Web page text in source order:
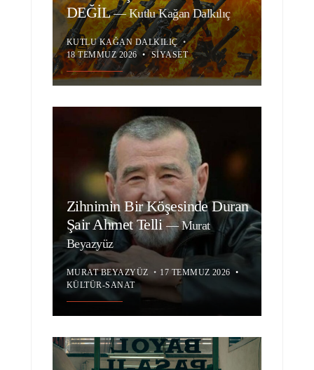
DEĞİL—Kutlu Kağan Dalkılıç
KUTLU KAĞAN DALKILIÇ •
18 TEMMUZ 2026 • SIYASET
Zihnimin Bir Köşesinde Duran
Şair Ahmet Telli—Murat
Beyazyüz
MURAT BEYAZYÜZ • 17 TEMMUZ 2026 •
KÜLTÜR-SANAT